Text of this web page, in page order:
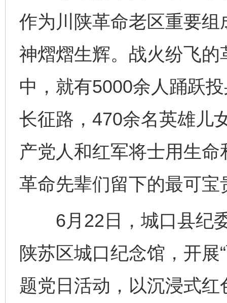
作为川陕革命老区重要
神熠熠生辉。战火纷飞
中，就有5000余人踊跃
长征路，470余名英雄儿
产党人和红军将士用生
革命先辈们留下的最可宝
6月22日，城口县纪委
陕苏区城口纪念馆，开展
题党日活动，以沉浸式